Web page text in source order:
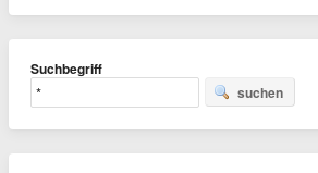
Suchbegriff
suchen